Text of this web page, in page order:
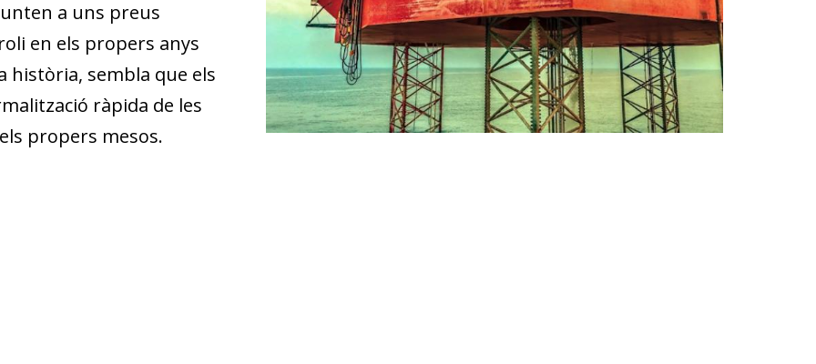
a uns preus
en els propers anys
història, sembla que els
ràpida de les
propers mesos.